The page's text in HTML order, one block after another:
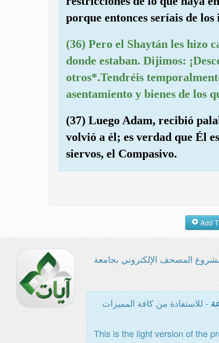
porque entonces seríais de
(36) Pero el Shaytán les hizo
donde estaban. Dijimos:
otros*.Tendréis
asentamiento y bienes de los
(37) Luego Adam, recibió
volvió a él; es verdad que Él
siervos, el Compasivo.
المصحف الإلكتروني بجامعة
- للاستفادة من كافة المميزات
This is the light version of the